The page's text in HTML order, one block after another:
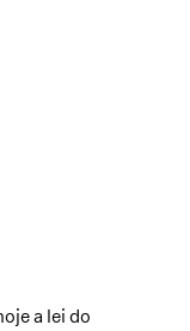
a lei do